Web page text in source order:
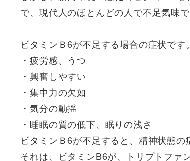
で、現代人のほとんどの人で不足気味で
ビタミンＢ6が不足する場合の症状です。
・疲労感、うつ
・興奮しやすい
・集中力の欠如
・気分の動揺
・睡眠の質の低下、眠りの浅さ
ビタミンＢ6が不足すると、精神状態の
それは、
ビタミンB6が、トリプトファ